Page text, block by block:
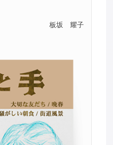
板坂 耀子